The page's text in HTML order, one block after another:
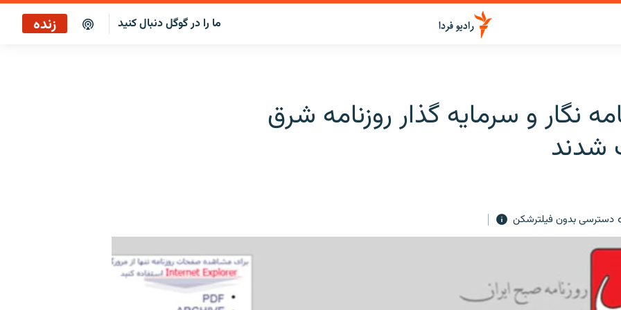
ما را در گوگل دنبال کنید زنده
نگار و سرمايه گذار روزنامه شرق
شدند
دسترسی بدون فیلترشکن